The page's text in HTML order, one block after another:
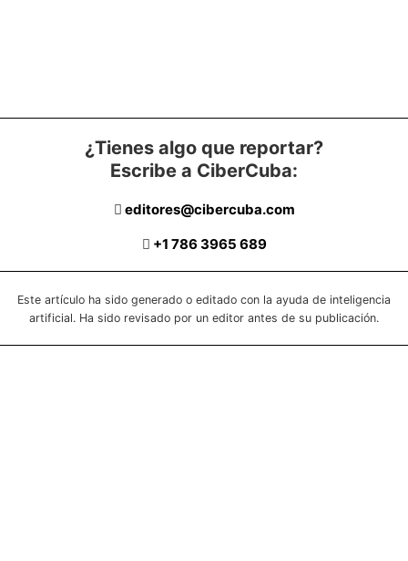
¿Tienes algo que reportar?
Escribe a CiberCuba:
editores@cibercuba.com
+1 786 3965 689
Este artículo ha sido generado o editado con la ayuda de inteligencia
artificial. Ha sido revisado por un editor antes de su publicación.